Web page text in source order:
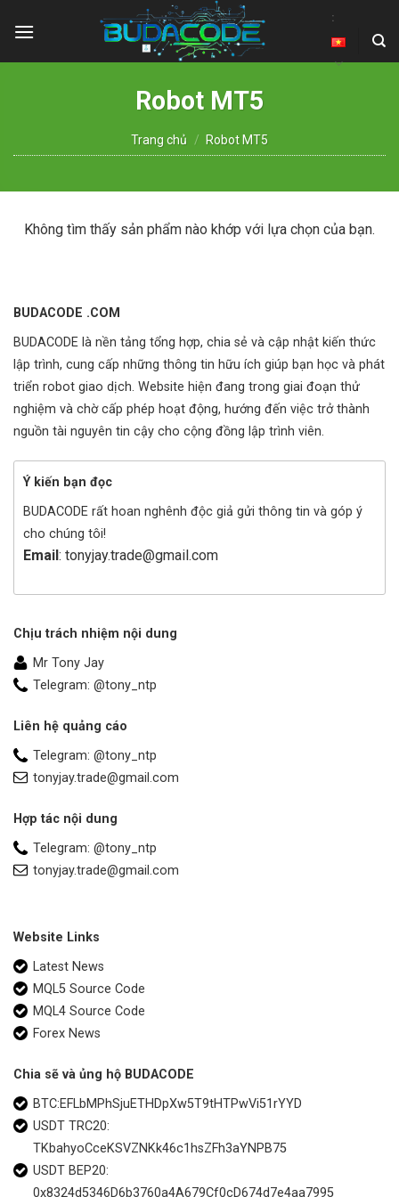
:
Robot MT5
Trang chủ / Robot MT5
Không tìm thấy sản phẩm nào khớp với lựa chọn của bạn.
BUDACODE .COM
BUDACODE là nền tảng tổng hợp, chia sẻ và cập nhật kiến thức
lập trình, cung cấp những thông tin hữu ích giúp bạn học và phát
triển robot giao dịch. Website hiện đang trong giai đoạn thử
nghiệm và chờ cấp phép hoạt động, hướng đến việc trở thành
nguồn tài nguyên tin cậy cho cộng đồng lập trình viên.
Ý kiến bạn đọc
BUDACODE rất hoan nghênh độc giả gửi thông tin và góp ý
cho chúng tôi!
Email : tonyjay.trade@gmail.com
Chịu trách nhiệm nội dung
Mr Tony Jay
Telegram: @tony_ntp
Liên hệ quảng cáo
Telegram: @tony_ntp
tonyjay.trade@gmail.com
Hợp tác nội dung
Telegram: @tony_ntp
tonyjay.trade@gmail.com
Website Links
Latest News
MQL5 Source Code
MQL4 Source Code
Forex News
Chia sẽ và ủng hộ BUDACODE
BTC:EFLbMPhSjuETHDpXw5T9tHTPwVi51rYYD
USDT TRC20:
TKbahyoCceKSVZNKk46c1hsZFh3aYNPB75
USDT BEP20:
0x8324d5346D6b3760a4A679Cf0cD674d7e4aa7995